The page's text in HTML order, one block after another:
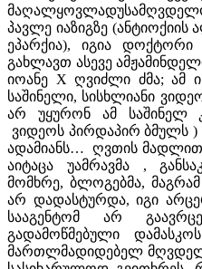
პავლე იაზიგზე
ეპარქია), იგია
გახლავთ ასევე
იოანე Х ღვიძლი ძმა; ამ
საშინელი, სისხლიანი
არ უყურონ ამ საშინელ
ვიდეოს პირდაპირ ბმულს
ადამიანს… ღვთის
აიტაცა უამრავმა ,
მომხრე, ბლოგებმა,
არ დადასტურდა, იგი
სააგენტომ არ
გადამოწმებული
მართლმადიდებელ